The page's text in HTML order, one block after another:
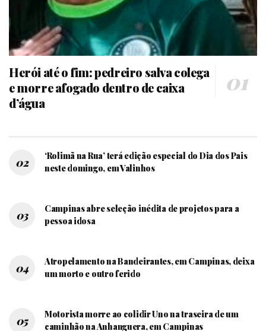
Herói até o fim: pedreiro salva colega
e morre afogado dentro de caixa
d’água
‘Rolimã na Rua’ terá edição especial do Dia dos Pais
neste domingo, em Valinhos
Campinas abre seleção inédita de projetos para a
pessoa idosa
Atropelamento na Bandeirantes, em Campinas, deixa
um morto e outro ferido
Motorista morre ao colidir Uno na traseira de um
caminhão na Anhanguera, em Campinas